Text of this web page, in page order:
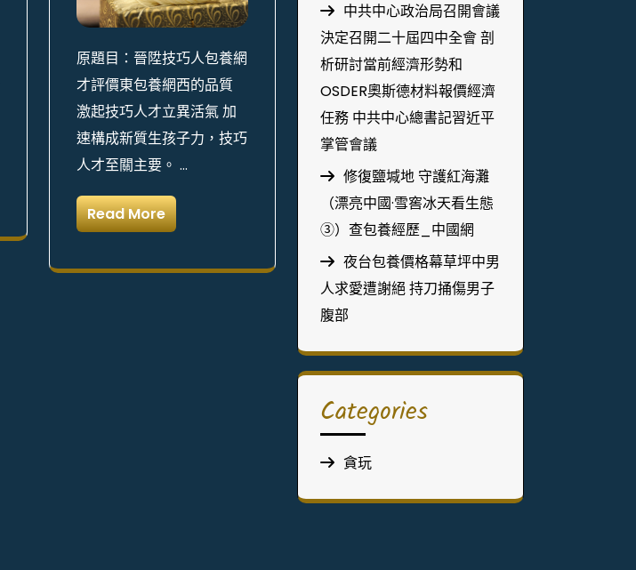
原題目：晉陞技巧人包養網
才評價東包養網西的品質
激起技巧人才立異活氣 加
速構成新質生孩子力，技巧
人才至關主要。 …
Read More
中共中心政治局召開會議
決定召開二十屆四中全會 剖
析研討當前經濟形勢和
OSDER奧斯德材料報價經濟
任務 中共中心總書記習近平
掌管會議
修復鹽堿地 守護紅海灘
（漂亮中國·雪窖冰天看生態
③）查包養經歷_中國網
夜台包養價格幕草坪中男
人求愛遭謝絕 持刀捅傷男子
腹部
Categories
貪玩